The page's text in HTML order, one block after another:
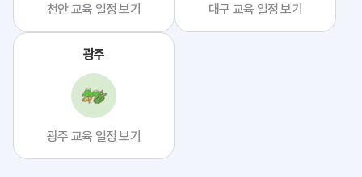
천안 교육 일정 보기 대구 교육 일정 보기
광주
광주 교육 일정 보기